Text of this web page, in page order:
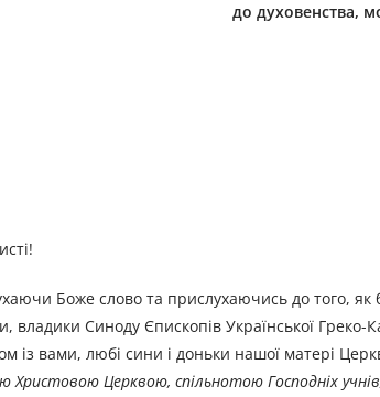
до духовенства,
Боже слово та прислухаючись до того, як
владики Синоду Єпископів Української
із вами, любі сини і доньки нашої матері
Христовою Церквою, спільнотою Господніх